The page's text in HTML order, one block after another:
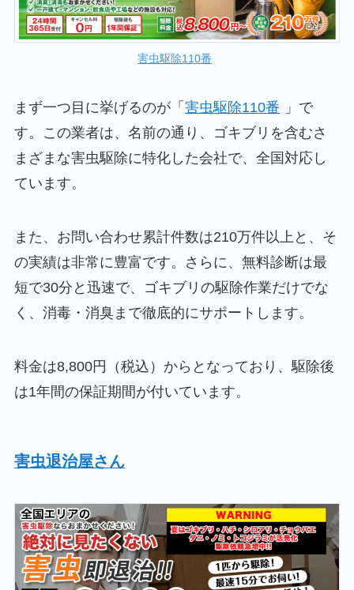
害虫駆除110番
まず一つ目に挙げるのが「 害虫駆除110番
」で
す。この業者は、名前の通り、ゴキブリを含むさ
まざまな害虫駆除に特化した会社で、全国対応し
ています。
また、お問い合わせ累計件数は210万件以上と、そ
の実績は非常に豊富です。さらに、無料診断は最
短で30分と迅速で、ゴキブリの駆除作業だけでな
く、消毒・消臭まで徹底的にサポートします。
料金は8,800円（税込）からとなっており、駆除後
は1年間の保証期間が付いています。
害虫退治屋さん